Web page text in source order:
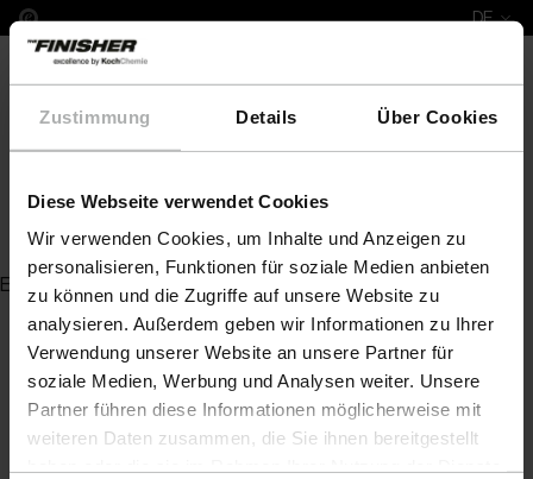
Zustimmung Details Über Cookies
Diese Webseite verwendet Cookies
Wir verwenden Cookies, um Inhalte und Anzeigen zu
personalisieren, Funktionen für soziale Medien anbieten
zu können und die Zugriffe auf unsere Website zu
analysieren. Außerdem geben wir Informationen zu Ihrer
Verwendung unserer Website an unsere Partner für
soziale Medien, Werbung und Analysen weiter. Unsere
Partner führen diese Informationen möglicherweise mit
weiteren Daten zusammen, die Sie ihnen bereitgestellt
DE
Fußventil für Doppelmembran-Pumpe
Es wurde kein Artikel zu Ihrer Anfrage gefunden